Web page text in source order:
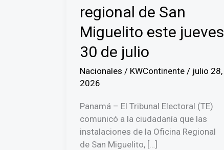
regional de San
Miguelito este jueves
30 de julio
Nacionales / KWContinente / julio 28,
2026
Panamá – El Tribunal Electoral (TE)
comunicó a la ciudadanía que las
instalaciones de la Oficina Regional
de San Miguelito, […]